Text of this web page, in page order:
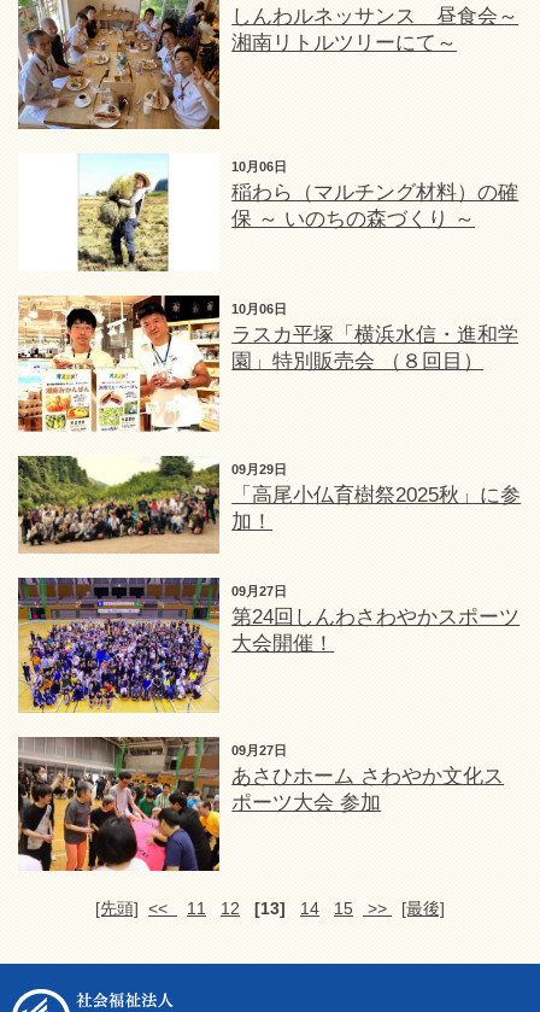
しんわルネッサンス 昼食会～
湘南リトルツリーにて～
10月06日
稲わら（マルチング材料）の確
保 ～ いのちの森づくり ～
10月06日
ラスカ平塚「横浜水信・進和学
園」特別販売会 （８回目）
09月29日
「高尾小仏育樹祭2025秋」に参
加！
09月27日
第24回しんわさわやかスポーツ
大会開催！
09月27日
あさひホーム さわやか文化ス
ポーツ大会 参加
[先頭] << 11 12 [13] 14 15 >> [最後]